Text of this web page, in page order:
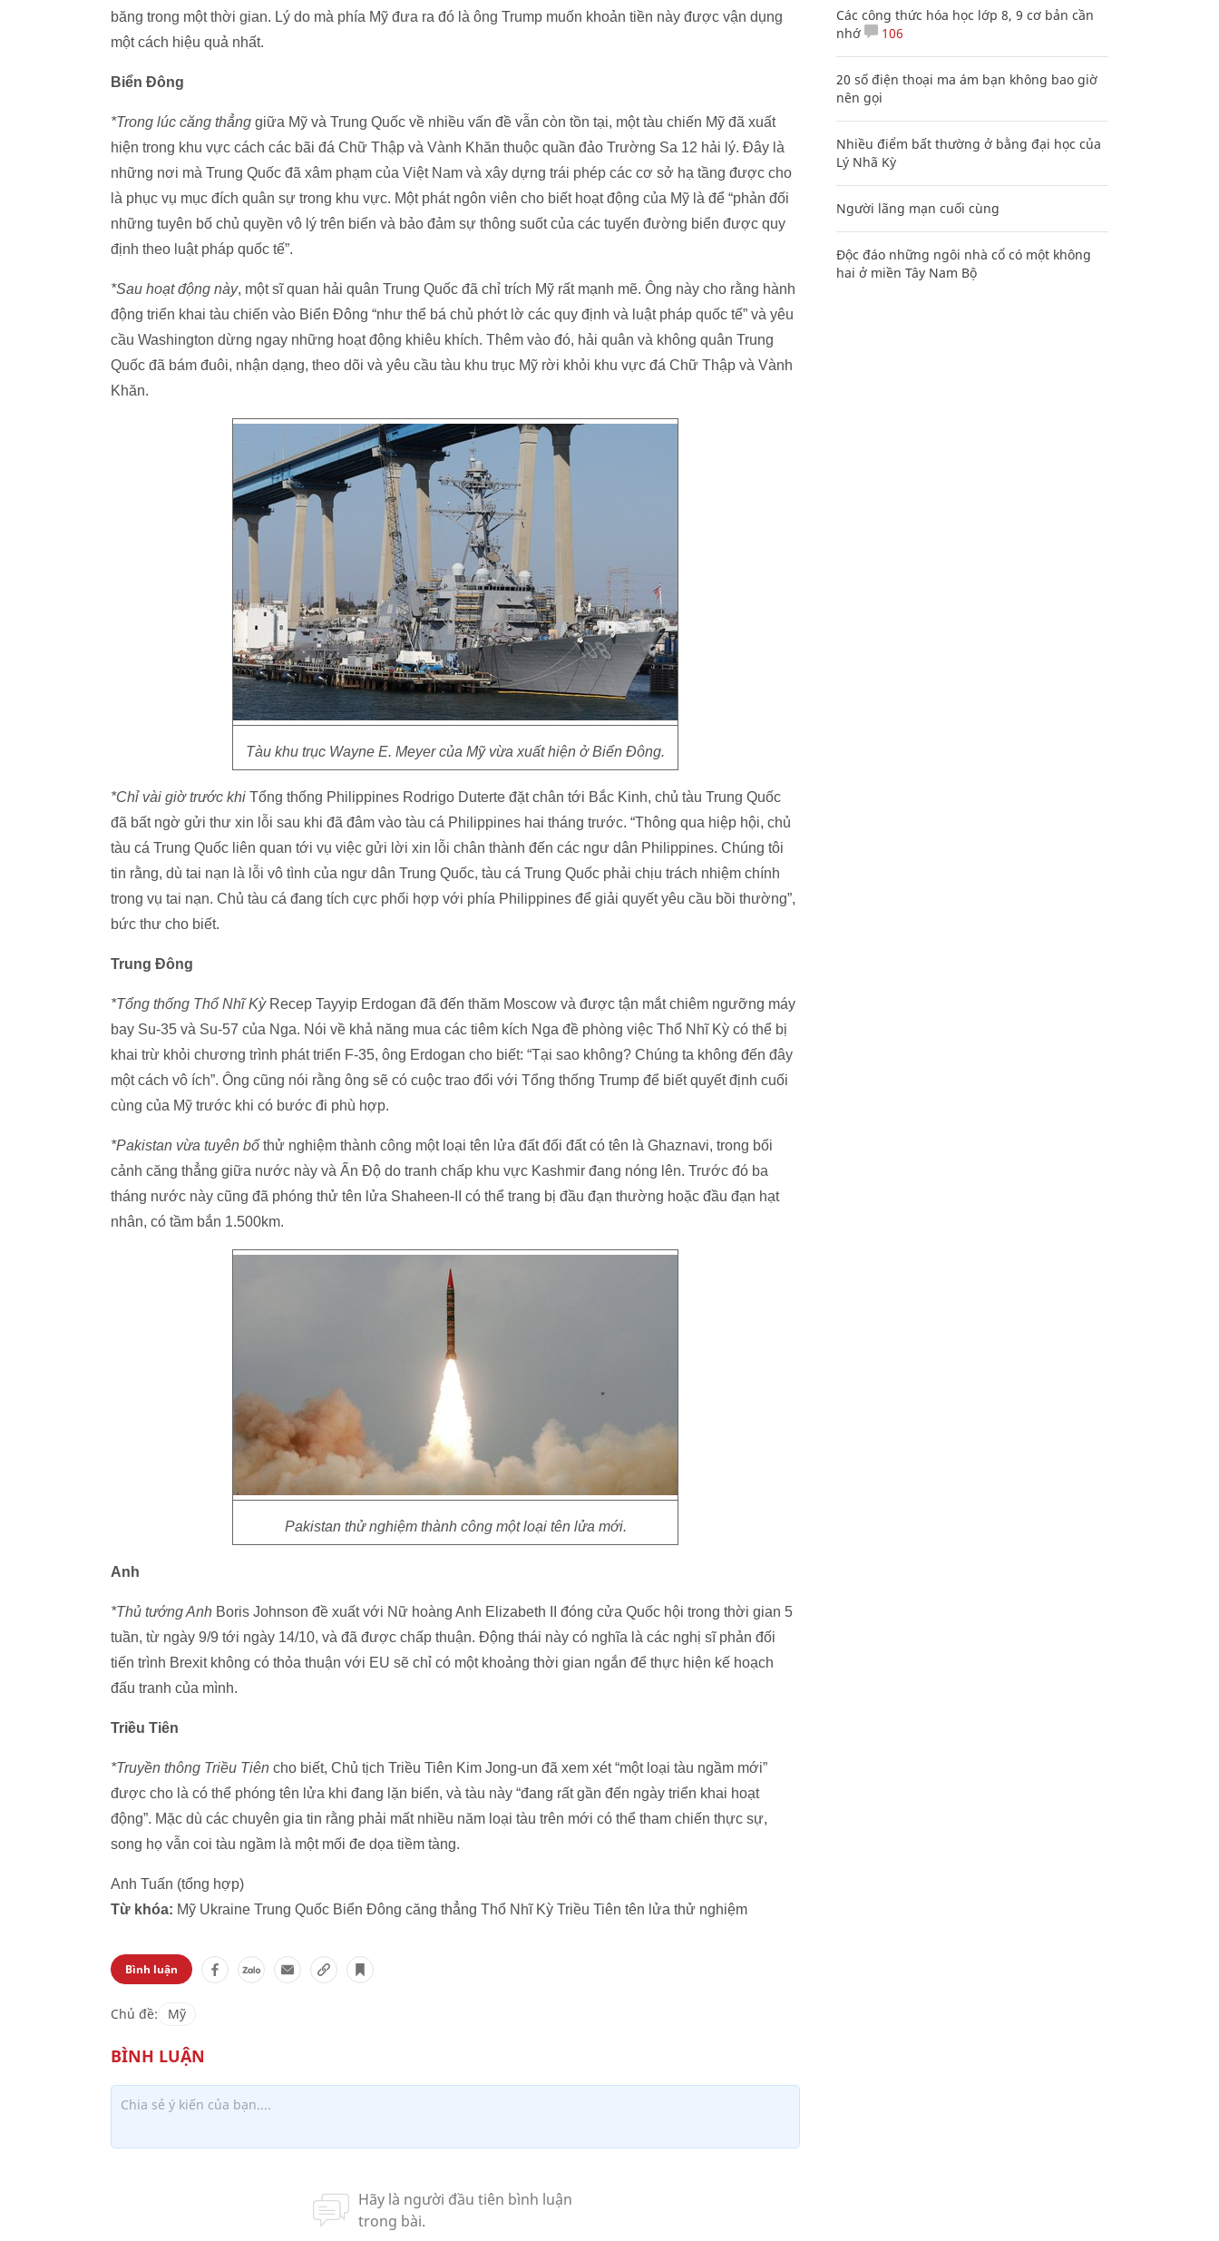
băng trong một thời gian. Lý do mà phía Mỹ đưa ra đó là ông Trump muốn khoản tiền này được vận dụng
một cách hiệu quả nhất.
Biển Đông
*Trong lúc căng thẳng giữa Mỹ và Trung Quốc về nhiều vấn đề vẫn còn tồn tại, một tàu chiến Mỹ đã xuất
hiện trong khu vực cách các bãi đá Chữ Thập và Vành Khăn thuộc quần đảo Trường Sa 12 hải lý. Đây là
những nơi mà Trung Quốc đã xâm phạm của Việt Nam và xây dựng trái phép các cơ sở hạ tầng được cho
là phục vụ mục đích quân sự trong khu vực. Một phát ngôn viên cho biết hoạt động của Mỹ là để “phản đối
những tuyên bố chủ quyền vô lý trên biển và bảo đảm sự thông suốt của các tuyến đường biển được quy
định theo luật pháp quốc tế”.
*Sau hoạt động này, một sĩ quan hải quân Trung Quốc đã chỉ trích Mỹ rất mạnh mẽ. Ông này cho rằng hành
động triển khai tàu chiến vào Biển Đông “như thể bá chủ phớt lờ các quy định và luật pháp quốc tế” và yêu
cầu Washington dừng ngay những hoạt động khiêu khích. Thêm vào đó, hải quân và không quân Trung
Quốc đã bám đuôi, nhận dạng, theo dõi và yêu cầu tàu khu trục Mỹ rời khỏi khu vực đá Chữ Thập và Vành
Khăn.
Tàu khu trục Wayne E. Meyer của Mỹ vừa xuất hiện ở Biển Đông.
*Chỉ vài giờ trước khi Tổng thống Philippines Rodrigo Duterte đặt chân tới Bắc Kinh, chủ tàu Trung Quốc
đã bất ngờ gửi thư xin lỗi sau khi đã đâm vào tàu cá Philippines hai tháng trước. “Thông qua hiệp hội, chủ
tàu cá Trung Quốc liên quan tới vụ việc gửi lời xin lỗi chân thành đến các ngư dân Philippines. Chúng tôi
tin rằng, dù tai nạn là lỗi vô tình của ngư dân Trung Quốc, tàu cá Trung Quốc phải chịu trách nhiệm chính
trong vụ tai nạn. Chủ tàu cá đang tích cực phối hợp với phía Philippines để giải quyết yêu cầu bồi thường”,
bức thư cho biết.
Trung Đông
*Tổng thống Thổ Nhĩ KỳRecep Tayyip Erdogan đã đến thăm Moscow và được tận mắt chiêm ngưỡng máy
bay Su-35 và Su-57 của Nga. Nói về khả năng mua các tiêm kích Nga đề phòng việc Thổ Nhĩ Kỳ có thể bị
khai trừ khỏi chương trình phát triển F-35, ông Erdogan cho biết: “Tại sao không? Chúng ta không đến đây
một cách vô ích”. Ông cũng nói rằng ông sẽ có cuộc trao đổi với Tổng thống Trump để biết quyết định cuối
cùng của Mỹ trước khi có bước đi phù hợp.
*Pakistan vừa tuyên bố thử nghiệm thành công một loại tên lửa đất đối đất có tên là Ghaznavi, trong bối
cảnh căng thẳng giữa nước này và Ấn Độ do tranh chấp khu vực Kashmir đang nóng lên. Trước đó ba
tháng nước này cũng đã phóng thử tên lửa Shaheen-II có thể trang bị đầu đạn thường hoặc đầu đạn hạt
nhân, có tầm bắn 1.500km.
Pakistan thử nghiệm thành công một loại tên lửa mới.
Anh
*Thủ tướng Anh Boris Johnson đề xuất với Nữ hoàng Anh Elizabeth II đóng cửa Quốc hội trong thời gian 5
tuần, từ ngày 9/9 tới ngày 14/10, và đã được chấp thuận. Động thái này có nghĩa là các nghị sĩ phản đối
tiến trình Brexit không có thỏa thuận với EU sẽ chỉ có một khoảng thời gian ngắn để thực hiện kế hoạch
đấu tranh của mình.
Triều Tiên
*Truyền thông Triều Tiên cho biết, Chủ tịch Triều Tiên Kim Jong-un đã xem xét “một loại tàu ngầm mới”
được cho là có thể phóng tên lửa khi đang lặn biển, và tàu này “đang rất gần đến ngày triển khai hoạt
động”. Mặc dù các chuyên gia tin rằng phải mất nhiều năm loại tàu trên mới có thể tham chiến thực sự,
song họ vẫn coi tàu ngầm là một mối đe dọa tiềm tàng.
Anh Tuấn (tổng hợp)
Từ khóa: Mỹ Ukraine Trung Quốc Biển Đông căng thẳng Thổ Nhĩ Kỳ Triều Tiên tên lửa thử nghiệm
Bình luận
Chủ đề: Mỹ
Các công thức hóa học lớp 8, 9 cơ bản cần
nhớ
106
20 số điện thoại ma ám bạn không bao giờ
nên gọi
Nhiều điểm bất thường ở bằng đại học của
Lý Nhã Kỳ
Người lãng mạn cuối cùng
Độc đáo những ngôi nhà cổ có một không
hai ở miền Tây Nam Bộ